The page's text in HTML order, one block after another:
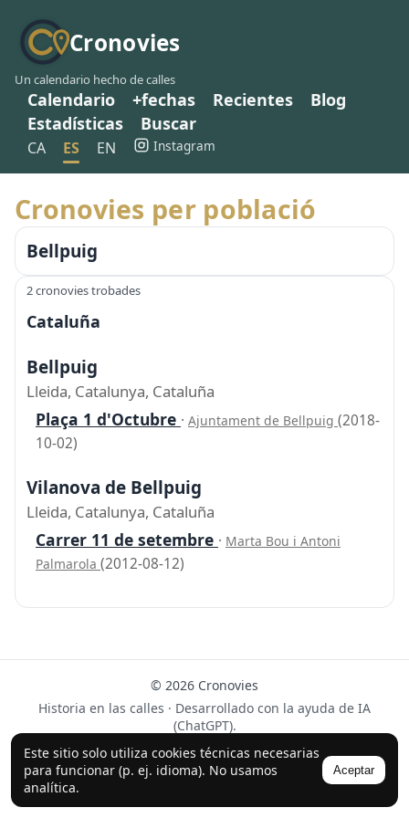
Cronovies
Un calendario hecho de calles
Calendario +fechas Recientes
Blog
Estadísticas
Buscar
CA ES EN Instagram
Este sitio solo utiliza cookies técnicas necesarias
para funcionar (p. ej. idioma). No usamos
analítica.
Aceptar
Cronovies per població
Bellpuig
2 cronovies trobades
Cataluña
Bellpuig
Lleida, Catalunya, Cataluña
Plaça 1 d'Octubre · Ajuntament de Bellpuig (2018-
10-02)
Vilanova de Bellpuig
Lleida, Catalunya, Cataluña
Carrer 11 de setembre · Marta Bou i Antoni
Palmarola (2012-08-12)
© 2026 Cronovies
Historia en las calles · Desarrollado con la ayuda de IA
(ChatGPT).
Síguenos en Instagram